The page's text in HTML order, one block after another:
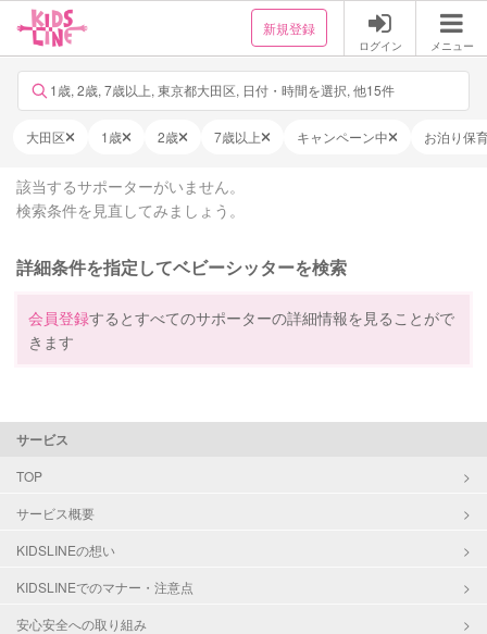
新規登録
ログイン メニュー
1歳, 2歳, 7歳以上, 東京都大田区, 日付・時間を選択, 他15件
大田区 1歳 2歳 7歳以上 キャンペーン中 お泊り保
該当するサポーターがいません。
検索条件を見直してみましょう。
詳細条件を指定してベビーシッターを検索
会員登録するとすべてのサポーターの詳細情報を見ることがで
きます
サービス
TOP
サービス概要
KIDSLINEの想い
KIDSLINEでのマナー・注意点
安心安全への取り組み